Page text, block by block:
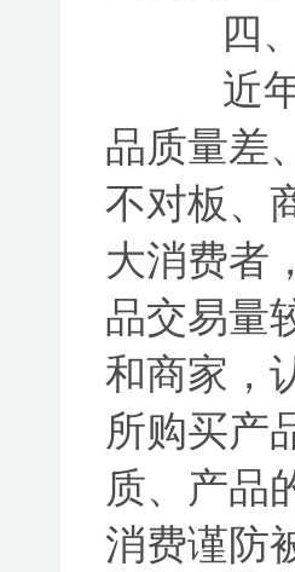
四、
近年
品质量差
不对板、
大消费者
品交易量
和商家，
所购买产
质、产品
消费谨防